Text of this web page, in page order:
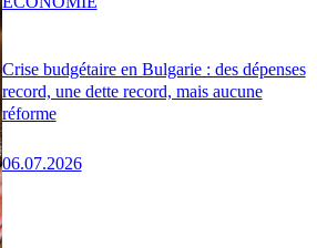
Crise budgétaire en Bulgarie : des dépenses
record, une dette record, mais aucune
réforme
06.07.2026